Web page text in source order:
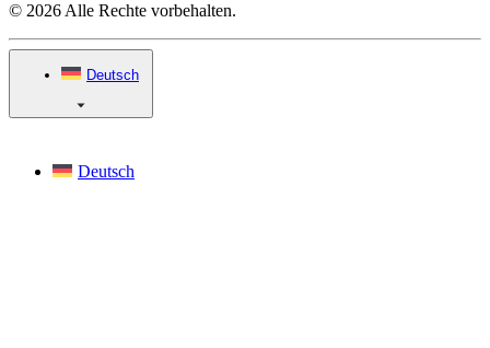
© 2026 Alle Rechte vorbehalten.
Deutsch
Deutsch